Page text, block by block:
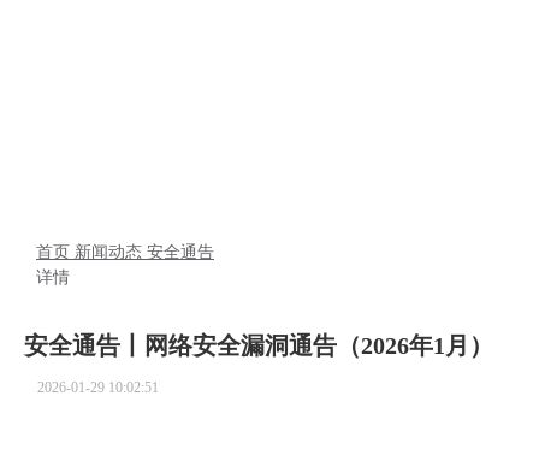
首页 新闻动态 安全通告
详情
安全通告丨网络安全漏洞通告（2026年1月）
2026-01-29 10:02:51